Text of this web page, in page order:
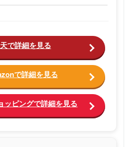
で詳細を見る
で詳細を見る
ッピングで詳細を見る